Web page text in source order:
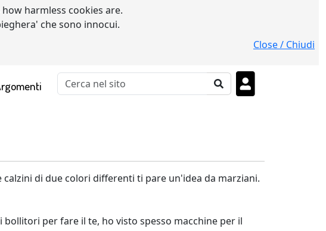
how harmless cookies are.
che sono innocui.
Close / Chiudi
di due colori differenti ti pare un'idea da marziani.
bollitori per fare il te, ho visto spesso macchine per il